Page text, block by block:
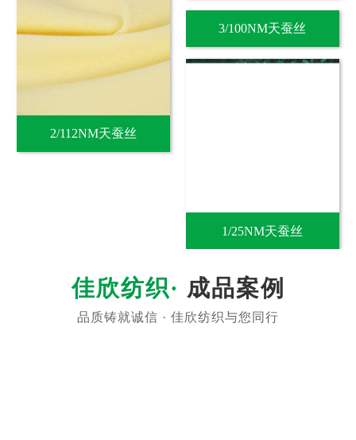
2/112NM天蚕丝
3/100NM天蚕丝
1/25NM天蚕丝
成品案例